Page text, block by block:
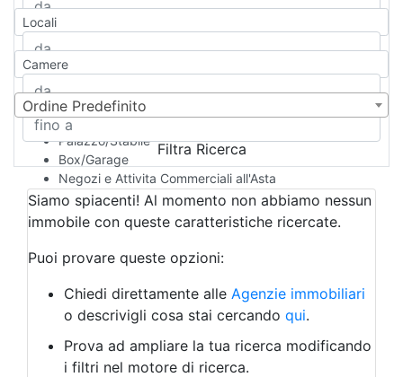
Attico/Mansarda
Rustico/Casale
Camera d'Albergo
Multiproprietà
Palazzo/Stabile
Box/Garage
Negozi e Attivita Commerciali all'Asta
Qualsiasi
Attività/Licenza Commerciale
Azienda Agricola
Bar/Ristorante
Albergo
Laboratorio Artigianale
Negozio/locale commerciale
Agriturismo
Magazzini
Locali
Camere
Ordine Predefinito
Filtra Ricerca
Siamo spiacenti! Al momento non abbiamo nessun
immobile con queste caratteristiche ricercate.
Puoi provare queste opzioni:
Chiedi direttamente alle Agenzie immobiliari
o descrivigli cosa stai cercando qui.
Prova ad ampliare la tua ricerca modificando
i filtri nel motore di ricerca.